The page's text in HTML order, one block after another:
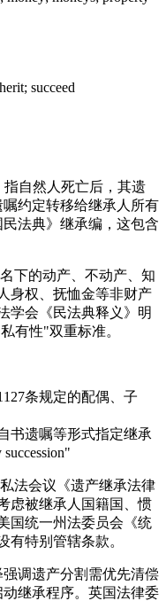
succeed
指自然人死亡后，其遗
约定转移给继承人所有
法典》继承编，这包含
下的动产、不动产、知
身权、抚恤金等非财产
学会《民法典释义》明
有性"双重标准。
条规定的配偶、子
书遗嘱等形式指定继承
法会议《遗产继承法律
虑被继承人国籍国、惯
国统一州法委员会《统
有特别管辖条款。
调遗产分割需优先清偿
继承程序。英国法律委